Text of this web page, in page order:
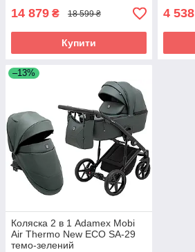
14 879 ₴ 18 599 ₴
Купити
4 538
–13%
Коляска 2 в 1 Adamex Mobi
Air Thermo New ECO SA-29
темо-зелений